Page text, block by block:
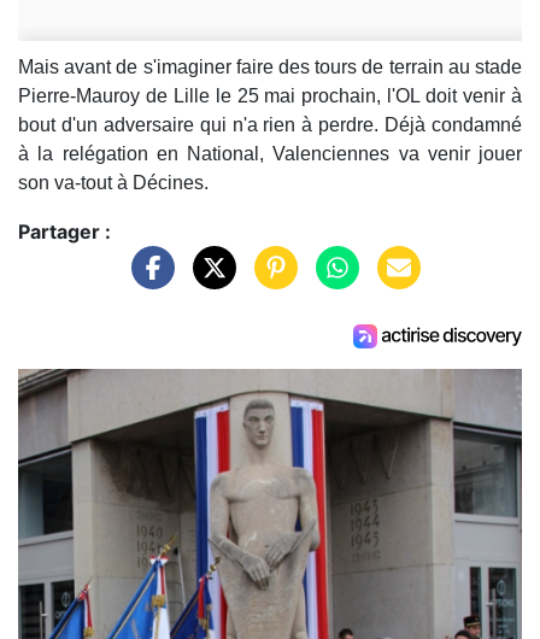
Mais avant de s'imaginer faire des tours de terrain au stade
Pierre-Mauroy de Lille le 25 mai prochain, l'OL doit venir à
bout d'un adversaire qui n'a rien à perdre. Déjà condamné
à la relégation en National, Valenciennes va venir jouer
son va-tout à Décines.
Partager :